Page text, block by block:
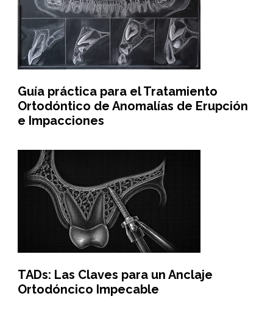
Guía práctica para el Tratamiento
Ortodóntico de Anomalías de Erupción
e Impacciones
TADs: Las Claves para un Anclaje
Ortodóncico Impecable